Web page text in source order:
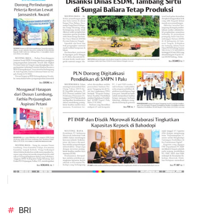
# BRI